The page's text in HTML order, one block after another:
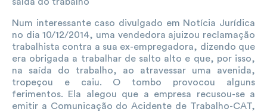
Num interessante caso divulgado em Notícia Jurídica
no dia 10/12/2014, uma vendedora ajuizou reclamação
trabalhista contra a sua ex-empregadora, dizendo que
era obrigada a trabalhar de salto alto e que, por isso,
na saída do trabalho, ao atravessar uma avenida,
tropeçou e caiu. O tombo provocou alguns
ferimentos. Ela alegou que a empresa recusou-se a
emitir a Comunicação do Acidente de Trabalho-CAT,